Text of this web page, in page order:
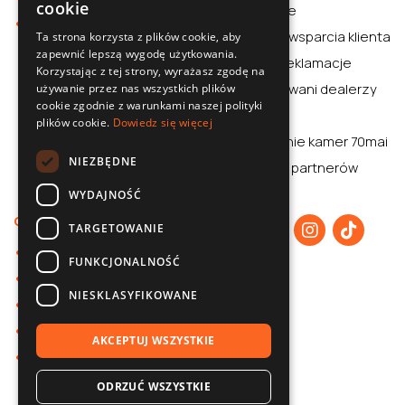
rozważnie
Centrum wsparcia klienta
Zwroty i reklamacje
Autoryzowani dealerzy
Aplikacja
Porównanie kamer 70mai
70mai dla partnerów
O nas
O 70mai
Polityka prywatności
Współpraca B2B
Baza wiedzy
Kontakt
ENGLISH
cookie
Ta strona korzysta z plików cookie, aby
zapewnić lepszą wygodę użytkowania.
Korzystając z tej strony, wyrażasz zgodę na
używanie przez nas wszystkich plików
cookie zgodnie z warunkami naszej polityki
plików cookie. Dowiedz się więcej
NIEZBĘDNE
WYDAJNOŚĆ
TARGETOWANIE
FUNKCJONALNOŚĆ
NIESKLASYFIKOWANE
AKCEPTUJ WSZYSTKIE
ODRZUĆ WSZYSTKIE